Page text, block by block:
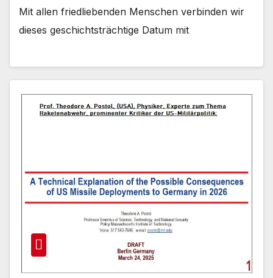
Mit allen friedliebenden Menschen verbinden wir
dieses geschichtsträchtige Datum mit